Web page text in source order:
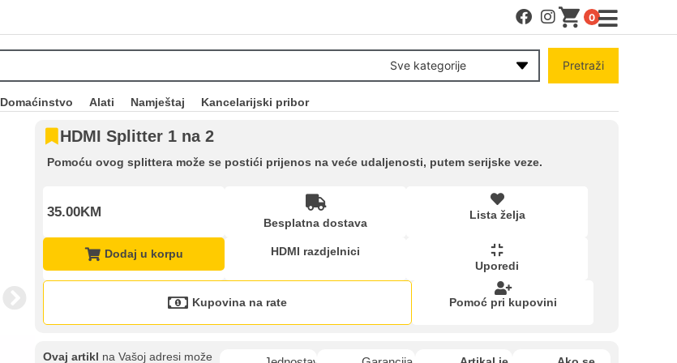
0
Sve kategorije Pretraži
Domaćinstvo Alati Namještaj Kancelarijski pribor
HDMI Splitter 1 na 2
Pomoću ovog splittera može se postići prijenos na veće udaljenosti, putem serijske veze.
35.00KM
Besplatna dostava
Lista želja
Dodaj u korpu
HDMI razdjelnici
Uporedi
Kupovina na rate Pomoć pri kupovini
Ovaj artikl na Vašoj adresi može
Račun
Kupovina na rate
Lista želja
Upoređeni proizvodi